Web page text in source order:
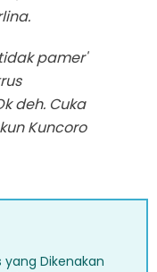
pamer'
deh. Cuka
Kuncoro
Dikenakan